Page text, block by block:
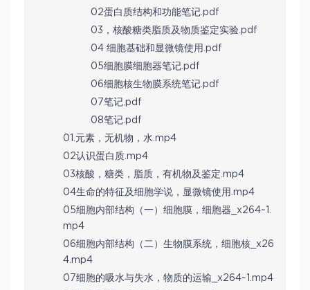
02蛋白质结构和功能笔记.pdf
03，核酸糖类脂质及物质鉴定实验.pdf
04 细胞基础和显微镜使用.pdf
05细胞膜细胞器笔记.pdf
06细胞核生物膜系统笔记.pdf
07笔记.pdf
08笔记.pdf
01.元素，无机物，水.mp4
02认识蛋白质.mp4
03核酸，糖类，脂质，有机物及鉴定.mp4
04生命的特征及细胞学说，显微镜使用.mp4
05细胞内部结构（一）细胞膜，细胞器_x264~1.
mp4
06细胞内部结构（二）生物膜系统，细胞核_x26
4.mp4
07细胞的吸水与失水，物质的运输_x264~1.mp4